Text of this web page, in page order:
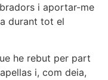
i aportar-me
durant tot el
he rebut per part
i, com deia,